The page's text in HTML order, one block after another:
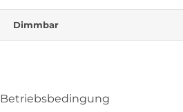
Dimmbar
Betriebsbedingung